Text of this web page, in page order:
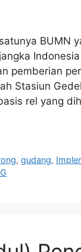
BUMN
pemberian
Stasiun
rel yang
,gudang,